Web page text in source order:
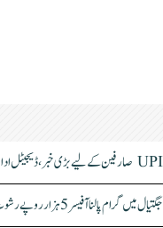
UPI صارفین کے لیے بڑی خبر، ڈیجیٹل ادائیگی پہلے کی طرح مفت رہے گی
جگتیال میں گرام پالنا آفیسر 5 ہزار روپے رشوت لیتے ہوئے گرفتار